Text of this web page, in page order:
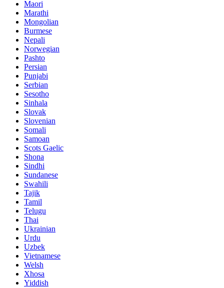
Maori
Marathi
Mongolian
Burmese
Nepali
Norwegian
Pashto
Persian
Punjabi
Serbian
Sesotho
Sinhala
Slovak
Slovenian
Somali
Samoan
Scots Gaelic
Shona
Sindhi
Sundanese
Swahili
Tajik
Tamil
Telugu
Thai
Ukrainian
Urdu
Uzbek
Vietnamese
Welsh
Xhosa
Yiddish